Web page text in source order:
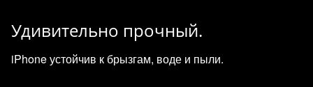
Удивительно прочный.
iPhone устойчив к брызгам, воде и пыли.